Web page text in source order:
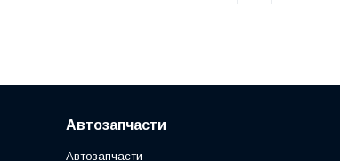
Автозапчасти
Автозапчасти